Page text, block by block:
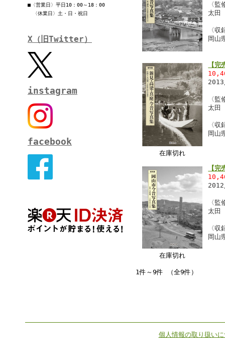
■〈営業日〉平日10：00～18：00
〈休業日〉土・日・祝日
X（旧Twitter）
instagram
facebook
〈監
太田
〈収
岡山
在庫切れ
【
〈監
太田
〈収
岡山
在庫切れ
【
〈監
太田
〈収
岡山
1件～9件 （全9件）
個人情報の取り扱い